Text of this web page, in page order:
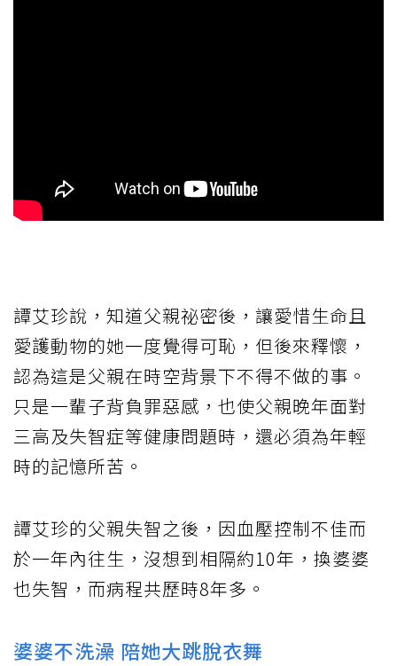
譚艾珍說，知道父親祕密後，讓愛惜生命且
愛護動物的她一度覺得可恥，但後來釋懷，
認為這是父親在時空背景下不得不做的事。
只是一輩子背負罪惡感，也使父親晚年面對
三高及失智症等健康問題時，還必須為年輕
時的記憶所苦。
譚艾珍的父親失智之後，因血壓控制不佳而
於一年內往生，沒想到相隔約10年，換婆婆
也失智，而病程共歷時8年多。
婆婆不洗澡 陪她大跳脫衣舞